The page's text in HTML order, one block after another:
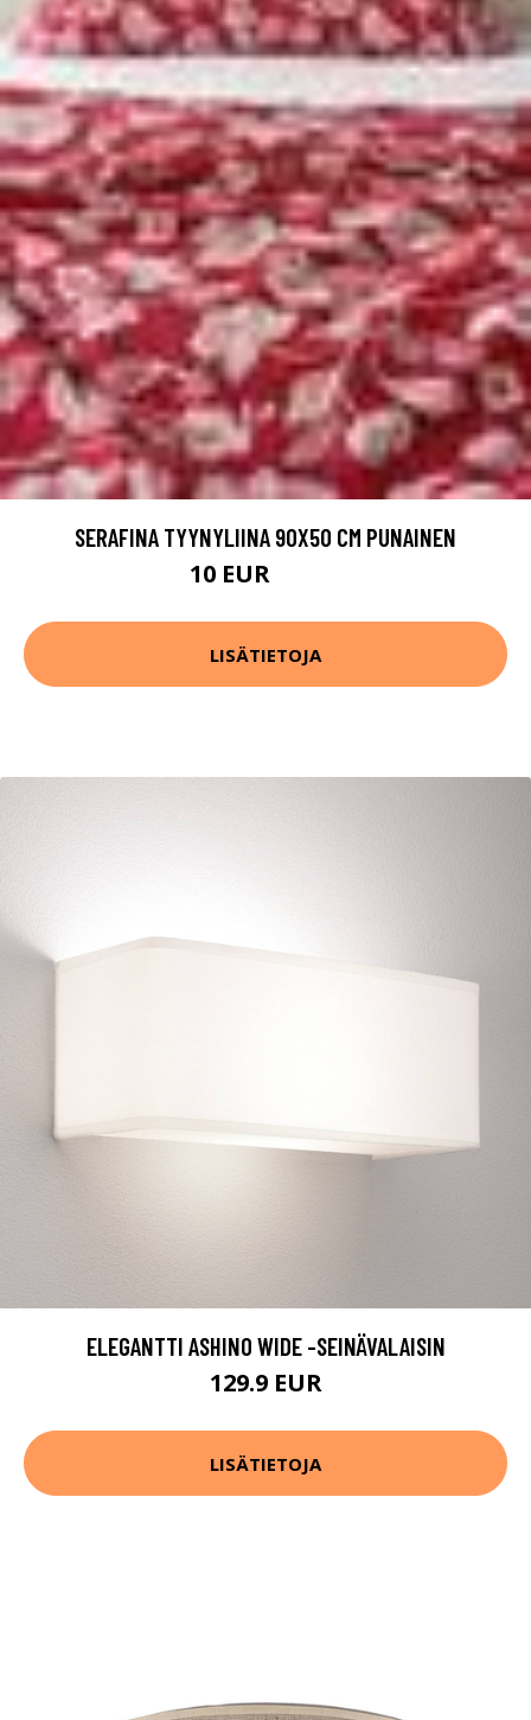
SERAFINA TYYNYLIINA 90X50 CM PUNAINEN
10 EUR
LISÄTIETOJA
ELEGANTTI ASHINO WIDE -SEINÄVALAISIN
129.9 EUR
LISÄTIETOJA